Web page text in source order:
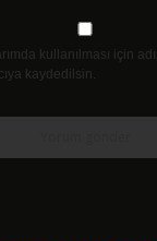
kullanılması için
kaydedilsin.